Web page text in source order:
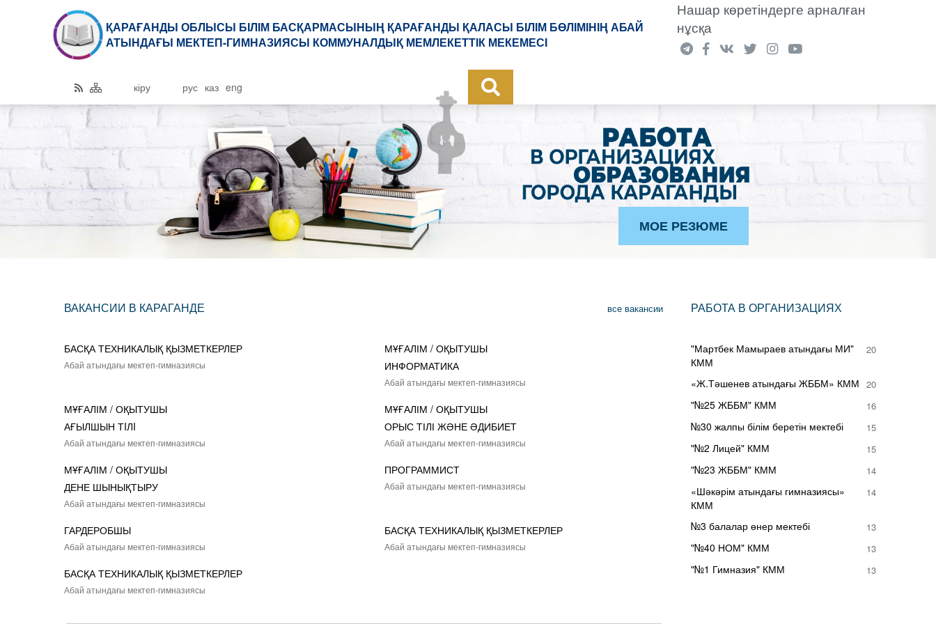
ҚАРАҒАНДЫ ОБЛЫСЫ БІЛІМ БАСҚАРМАСЫНЫҢ ҚАРАҒАНДЫ ҚАЛАСЫ БІЛІМ БӨЛІМІНІҢ АБАЙ
АТЫНДАҒЫ МЕКТЕП-ГИМНАЗИЯСЫ КОММУНАЛДЫҚ МЕМЛЕКЕТТІК МЕКЕМЕСІ
Нашар көретіндерге арналған
нұсқа
кіру рус каз eng
МОЕ РЕЗЮМЕ
ВАКАНСИИ В КАРАГАНДЕ все вакансии
БАСҚА ТЕХНИКАЛЫҚ ҚЫЗМЕТКЕРЛЕР
Абай атындағы мектеп-гимназиясы
МҰҒАЛІМ / ОҚЫТУШЫ
ИНФОРМАТИКА
Абай атындағы мектеп-гимназиясы
МҰҒАЛІМ / ОҚЫТУШЫ
АҒЫЛШЫН ТIЛI
Абай атындағы мектеп-гимназиясы
МҰҒАЛІМ / ОҚЫТУШЫ
ОРЫС ТІЛІ ЖӘНЕ ӘДИБИЕТ
Абай атындағы мектеп-гимназиясы
МҰҒАЛІМ / ОҚЫТУШЫ
ДЕНЕ ШЫНЫҚТЫРУ
Абай атындағы мектеп-гимназиясы
ПРОГРАММИСТ
Абай атындағы мектеп-гимназиясы
ГАРДЕРОБШЫ
Абай атындағы мектеп-гимназиясы
БАСҚА ТЕХНИКАЛЫҚ ҚЫЗМЕТКЕРЛЕР
Абай атындағы мектеп-гимназиясы
БАСҚА ТЕХНИКАЛЫҚ ҚЫЗМЕТКЕРЛЕР
Абай атындағы мектеп-гимназиясы
РАБОТА В ОРГАНИЗАЦИЯХ
"Мартбек Мамыраев атындағы МИ"
КММ
20
«Ж.Тәшенев атындағы ЖББМ» КММ 20
"№25 ЖББМ" КММ 16
№30 жалпы білім беретін мектебі 15
"№2 Лицей" КММ 15
"№23 ЖББМ" КММ 14
«Шәкәрім атындағы гимназиясы»
КММ
14
№3 балалар өнер мектебі 13
"№40 НОМ" КММ 13
"№1 Гимназия" КММ 13